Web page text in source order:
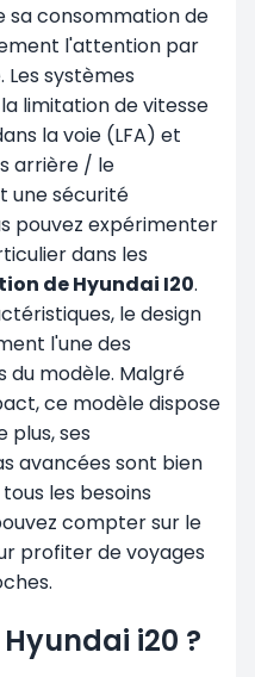
sa consommation de
l'attention par
systèmes
limitation de vitesse
la voie (LFA) et
arrière / le
une sécurité
pouvez expérimenter
dans les
de Hyundai I20.
le design
l'une des
modèle. Malgré
ce modèle dispose
plus, ses
avancées sont bien
les besoins
compter sur le
profiter de voyages
i20 ?